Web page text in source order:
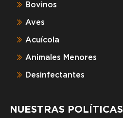
Bovinos
Aves
Acuícola
Animales Menores
Desinfectantes
NUESTRAS POLÍTICAS